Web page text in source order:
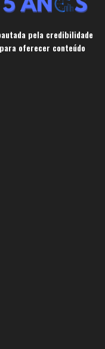
pela credibilidade
oferecer conteúdo